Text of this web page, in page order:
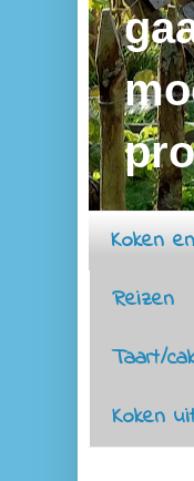
Koken
Reizen
Taart/
Koken